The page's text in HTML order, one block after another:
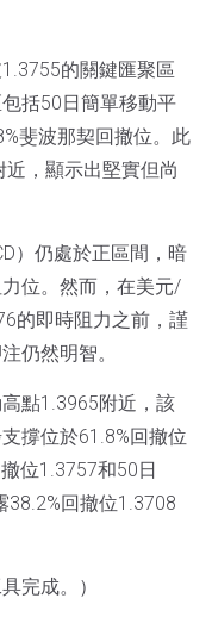
的關鍵匯聚區
括50日簡單移動平
斐波那契回撤位。此
，顯示出堅實但尚
）仍處於正區間，暗
位。然而，在美元/
的即時阻力之前，謹
仍然明智。
點1.3965附近，該
撐位於61.8%回撤位
位1.3757和50日
38.2%回撤位1.3708
完成。）